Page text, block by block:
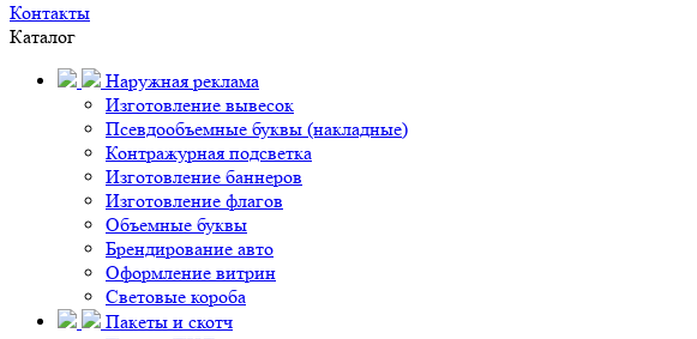
Контакты
Каталог
Наружная реклама
Изготовление вывесок
Псевдообъемные буквы (накладные)
Контражурная подсветка
Изготовление баннеров
Изготовление флагов
Объемные буквы
Брендирование авто
Оформление витрин
Световые короба
Пакеты и скотч